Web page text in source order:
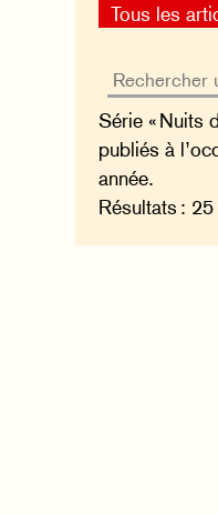
Tous les
Série « Nuits
publiés à
année.
Résultats :